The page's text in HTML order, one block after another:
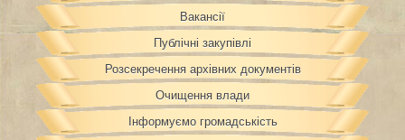
Вакансії
Публічні закупівлі
Розсекречення архівних документів
Очищення влади
Інформуємо громадськість